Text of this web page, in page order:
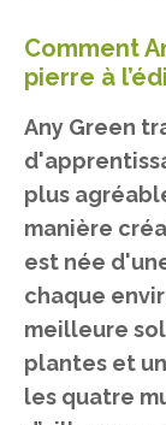
Comment
pierre à
Any Green
plus
manière
est née
chaque
meilleure
plantes et
les quatre